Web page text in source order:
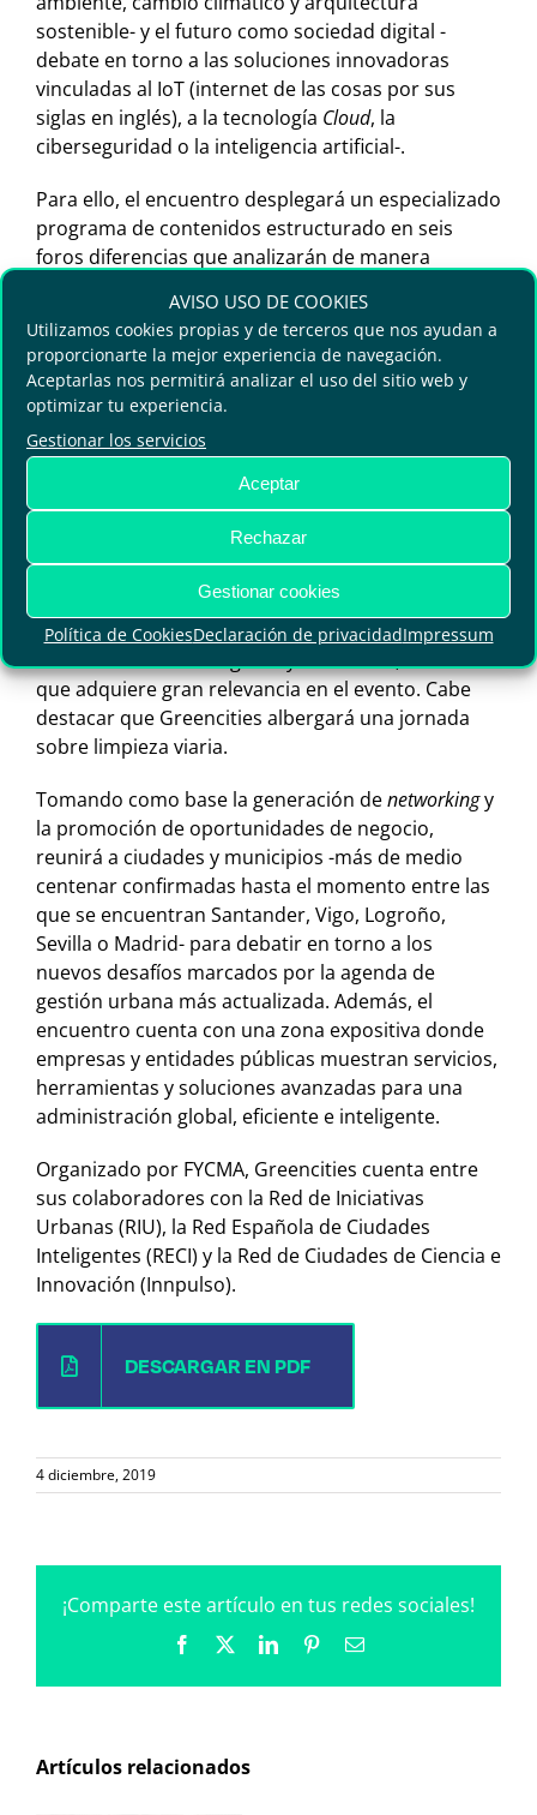
AVISO USO DE COOKIES
Utilizamos cookies propias y de terceros que nos ayudan a
proporcionarte la mejor experiencia de navegación.
Aceptarlas nos permitirá analizar el uso del sitio web y
optimizar tu experiencia.
Gestionar los servicios
Aceptar
Rechazar
Gestionar cookies
Política de CookiesDeclaración de privacidadImpressum
sostenible- y el futuro como sociedad digital -
debate en torno a las soluciones innovadoras
vinculadas al IoT (internet de las cosas por sus
siglas en inglés), a la tecnología Cloud, la
ciberseguridad o la inteligencia artificial-.
Para ello, el encuentro desplegará un especializado
programa de contenidos estructurado en seis
foros diferencias que analizarán de manera
estratégicas en la consecución de los principios de
la Agenda 2030. Así, se profundizará en estos
términos desde un plano más teórico en el espacio
‘Green Point’, que se complementará con la
presentación de casos de éxito de ciudades y
proyectos internacionales en la zona ‘Smart Lab’ o
sobre soluciones y servicios avanzados en el
‘Speaker Corner’. Además, tendrá lugar el
International Greencities Congress,
presentación y exposición de comunicaciones
científicas en torno a las áreas de trabajo del
evento; el III Foro de Economía Circular y otro
sobre Movilidad Inteligente y Sostenible, temática
que adquiere gran relevancia en el evento. Cabe
destacar que Greencities albergará una jornada
sobre limpieza viaria.
Tomando como base la generación denetworkingy
la promoción de oportunidades de negocio,
reunirá a ciudades y municipios -más de medio
centenar confirmadas hasta el momento entre las
que se encuentran Santander, Vigo, Logroño,
Sevilla o Madrid- para debatir en torno a los
nuevos desafíos marcados por la agenda de
gestión urbana más actualizada. Además, el
encuentro cuenta con una zona expositiva donde
empresas y entidades públicas muestran servicios,
herramientas y soluciones avanzadas para una
administración global, eficiente e inteligente.
Organizado por FYCMA, Greencities cuenta entre
sus colaboradores con la Red de Iniciativas
Urbanas (RIU), la Red Española de Ciudades
Inteligentes (RECI) y la Red de Ciudades de Ciencia e
Innovación (Innpulso).
DESCARGAR EN PDF
4 diciembre, 2019
¡Comparte este artículo en tus redes sociales!
Facebook LinkedInPinterestCorreo
Artículos relacionados